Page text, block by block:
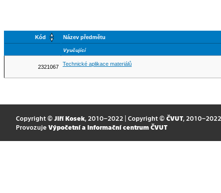
Kód Název předmětu
Vyučující
2321067 Technické aplikace materiálů
Copyright © Jiří Kosek, 2010–2022 | Copyright © ČVUT, 2010–2022
Provozuje Výpočetní a informační centrum ČVUT